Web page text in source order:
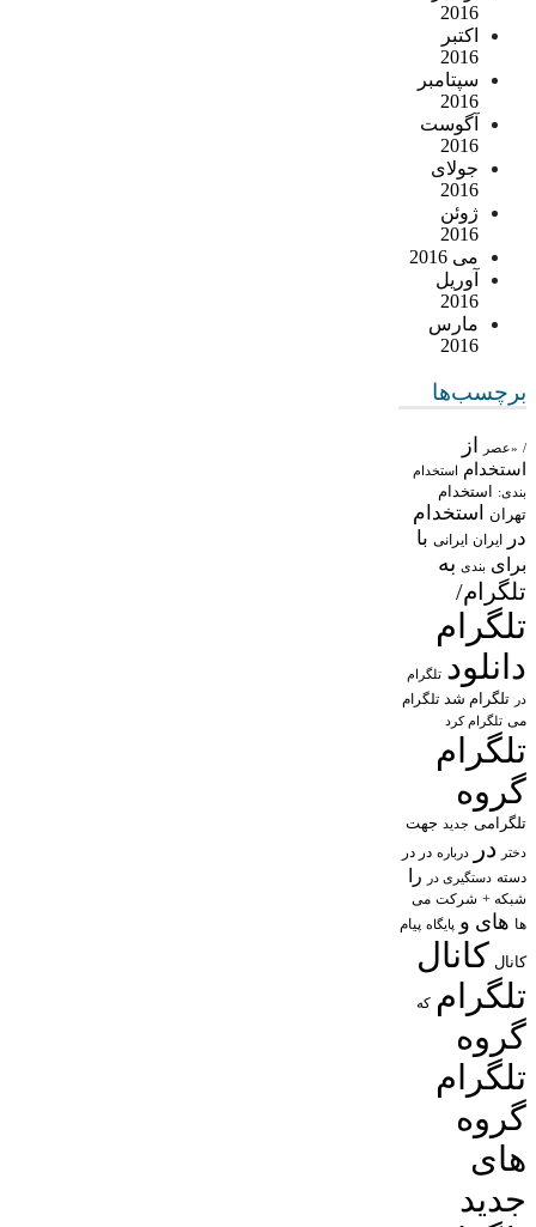
2016
اکتبر
2016
سپتامبر
2016
آگوست
2016
جولای
2016
ژوئن
2016
می 2016
آوریل
2016
مارس
2016
برچسب‌ها
/ «عصر از
استخدام استخدام
بندی: استخدام
تهران
استخدام
در
ایران ایرانی با
برای بندی به
تلگرام/
تلگرام
دانلود تلگرام
در تلگرام شد تلگرام
می تلگرام کرد
تلگرام
گروه
تلگرامی جدید جهت
دختر در درباره در در
دسته دستگیری در را
شبکه + شرکت می
ها های و پایگاه پیام
کانال کانال
تلگرام که
گروه
تلگرام
گروه
های
جدید